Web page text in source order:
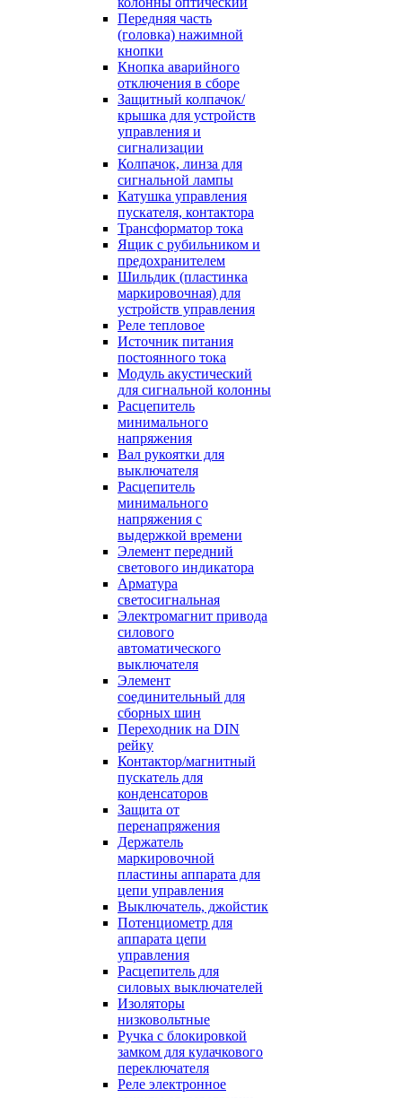
Передняя часть
(головка) нажимной
кнопки
Кнопка аварийного
отключения в сборе
Защитный колпачок/
крышка для устройств
управления и
сигнализации
Колпачок, линза для
сигнальной лампы
Катушка управления
пускателя, контактора
Трансформатор тока
Ящик с рубильником и
предохранителем
Шильдик (пластинка
маркировочная) для
устройств управления
Реле тепловое
Источник питания
постоянного тока
Модуль акустический
для сигнальной колонны
Расцепитель
минимального
напряжения
Вал рукоятки для
выключателя
Расцепитель
минимального
напряжения с
выдержкой времени
Элемент передний
светового индикатора
Арматура
светосигнальная
Электромагнит привода
силового
автоматического
выключателя
Элемент
соединительный для
сборных шин
Переходник на DIN
рейку
Контактор/магнитный
пускатель для
конденсаторов
Защита от
перенапряжения
Держатель
маркировочной
пластины аппарата для
цепи управления
Выключатель, джойстик
Потенциометр для
аппарата цепи
управления
Расцепитель для
силовых выключателей
Изоляторы
низковольтные
Ручка с блокировкой
замком для кулачкового
переключателя
Реле электронное